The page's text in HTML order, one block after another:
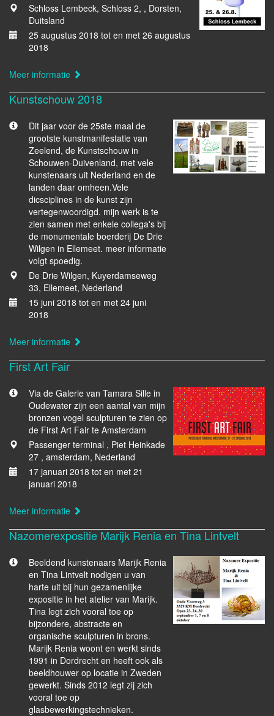
Schloss Lembeck, Schloss 2, , Dorsten,
Duitsland
25 augustus 2018 tot en met 26 augustus
2018
Meer informatie
Kunstschouw 2018
Dit jaar voor de 25ste maal de
grootste kunstmanifestatie van
Zeelend, de Kunstschouw in
Schouwen-Duivenland, met vele
kunstenaars uit Nederland en de
landen daar omheen.Vele
dicsciplines in de kunst zijn
vertegenwoordigd. mijn werk is te
zien samen met enkele collega's bij
de monumentale boerderij De Drie
Wilgen in Ellemeet. meer informatie
volgt spoedig.
De Drie Wilgen, Kuyerdamseweg
33, Ellemeet, Nederland
15 juni 2018 tot en met 24 juni
2018
Meer informatie
First Art Fair
Via de Galerie van Tamara Sille in
Oudewater zijn een aantal van mijn
bronzen vogel sculpturen te zien op
de First Art Fair te Amsterdam
Passenger terminal , Piet Heinkade
27 , amsterdam, Nederland
17 januari 2018 tot en met 21
januari 2018
Meer informatie
Nazomerexpositie Marijk Renia en Tina Lintvelt
Beeldend kunstenaars Marijk Renia
en Tina Lintvelt nodigen u van
harte uit bij hun gezamenlijke
expositie in het atelier van Marijk.
Tina legt zich vooral toe op
bijzondere, abstracte en
organische sculpturen in brons.
Marijk Renia woont en werkt sinds
1991 in Dordrecht en heeft ook als
beeldhouwer op locatie in Zweden
gewerkt. Sinds 2012 legt zij zich
vooral toe op
glasbewerkingstechnieken.